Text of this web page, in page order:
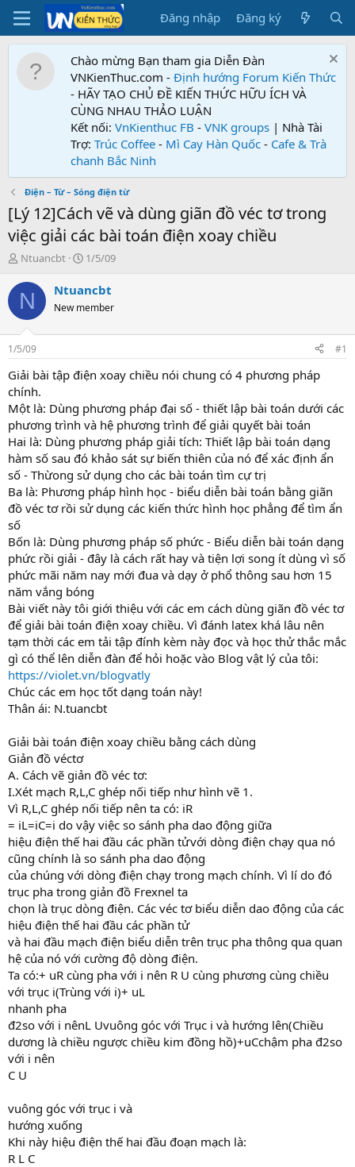
Đăng nhập Đăng ký
Chào mừng Bạn tham gia Diễn Đàn
VNKienThuc.com - Định hướng Forum Kiến Thức
- HÃY TẠO CHỦ ĐỀ KIẾN THỨC HỮU ÍCH VÀ
CÙNG NHAU THẢO LUẬN
Kết nối: VnKienthuc FB - VNK groups | Nhà Tài
Trợ: Trúc Coffee - Mì Cay Hàn Quốc - Cafe & Trà
chanh Bắc Ninh
Điện – Từ – Sóng điện từ
[Lý 12]Cách vẽ và dùng giãn đồ véc tơ trong
việc giải các bài toán điện xoay chiều
T
r
e
d
s
t
a
r
t
e
r
Ntuancbt
N
à
g
1/5/09
N Ntuancbt
New member
1/5/09 #1
Giải bài tập điện xoay chiều nói chung có 4 phương pháp
chính.
Một là: Dùng phương pháp đại số - thiết lập bài toán dưới các
phương trình và hệ phương trình để giải quyết bài toán
Hai là: Dùng phương pháp giải tích: Thiết lập bài toán dạng
hàm số sau đó khảo sát sự biến thiên của nó để xác định ẩn
số - Thừong sử dụng cho các bài toán tìm cự trị
Ba là: Phương pháp hình học - biểu diễn bài toán bằng giãn
đồ véc tơ rồi sử dụng các kiến thức hình học phẳng để tìm ẩn
số
Bốn là: Dùng phương pháp số phức - Biểu diễn bài toán dạng
phức rồi giải - đây là cách rất hay và tiện lợi song ít dùng vì số
phức mãi năm nay mới đua và dạy ở phổ thông sau hơn 15
năm vắng bóng
Bài viết này tôi giới thiệu với các em cách dùng giãn đồ véc tơ
để giải bài toán điện xoay chiều. Vì đánh latex khá lâu nên
tạm thời các em tải tập đính kèm này đọc và học thử thắc mắc
gì có thể lên diễn đàn để hỏi hoặc vào Blog vật lý của tôi:
https://violet.vn/blogvatly
Chúc các em học tốt dạng toán này!
Thân ái: N.tuancbt
Giải bài toán điện xoay chiều bằng cách dùng
Giản đồ véctơ
A. Cách vẽ giản đồ véc tơ:
I.Xét mạch R,L,C ghép nối tiếp như hình vẽ 1.
Vì R,L,C ghép nối tiếp nên ta có: iR
= iL=iC=i do vậy việc so sánh pha dao động giữa
hiệu điện thế hai đầu các phần tửvới dòng điện chạy qua nó
cũng chính là so sánh pha dao động
của chúng với dòng điện chạy trong mạch chính. Vì lí do đó
trục pha trong giản đồ Frexnel ta
chọn là trục dòng điện. Các véc tơ biểu diễn dao động của các
hiệu điện thế hai đầu các phần tử
và hai đầu mạch điện biểu diễn trên trục pha thông qua quan
hệ của nó với cường độ dòng điện.
Ta có:+ uR cùng pha với i nên R U cùng phương cùng chiều
với trục i(Trùng với i)+ uL
nhanh pha
đ2so với i nênL Uvuông góc với Trục i và hướng lên(Chiều
dương là chiều ngược chiều kim đồng hồ)+uCchậm pha đ2so
với i nên
C U
vuông góc với trục i và
hướng xuống
Khi này hiệu điện thế hai đầu đoạn mạch là:
R L C